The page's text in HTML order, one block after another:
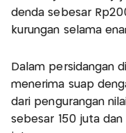
denda sebesar
kurungan selama
Dalam persidangan
menerima suap
dari pengurangan
sebesar 150 juta